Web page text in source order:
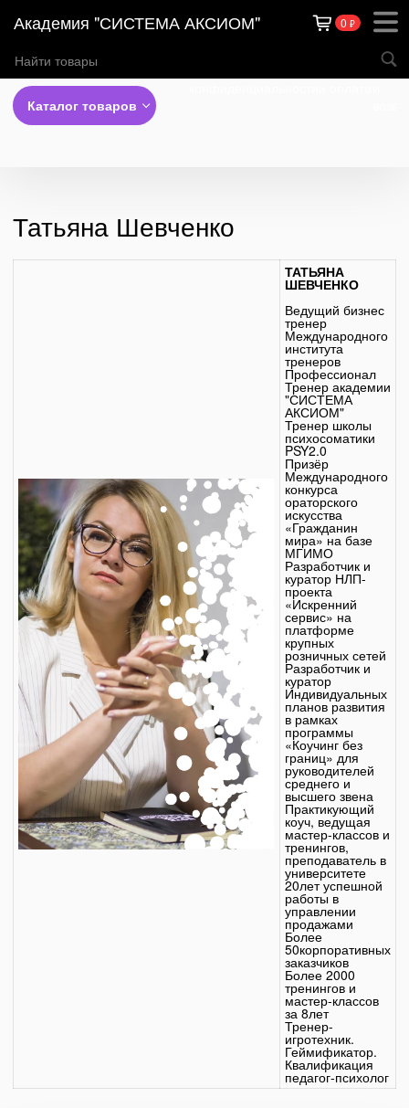
Академия "СИСТЕМА АКСИОМ" 0 ₽
Каталог товаров
Татьяна Шевченко
ТАТЬЯНА
ШЕВЧЕНКО
Ведущий бизнес
тренер
Международного
института
тренеров
Профессионал
Тренер академии
"СИСТЕМА
АКСИОМ"
Тренер школы
психосоматики
PSY2.0
Призёр
Международного
конкурса
ораторского
искусства
«Гражданин
мира» на базе
МГИМО
Разработчик и
куратор НЛП-
проекта
«Искренний
сервис» на
платформе
крупных
розничных сетей
Разработчик и
куратор
Индивидуальных
планов развития
в рамках
программы
«Коучинг без
границ» для
руководителей
среднего и
высшего звена
Практикующий
коуч, ведущая
мастер-классов и
тренингов,
преподаватель в
университете
20лет успешной
работы в
управлении
продажами
Более
50корпоративных
заказчиков
Более 2000
тренингов и
мастер-классов
за 8лет
Тренер-
игротехник.
Геймификатор.
Квалификация
педагог-психолог